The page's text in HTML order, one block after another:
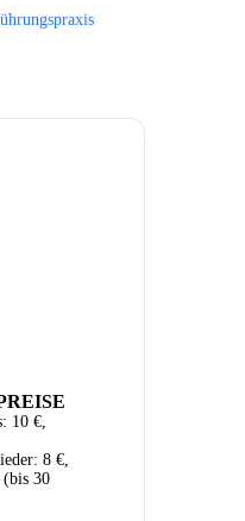
10 €,
8 €,
(bis 30